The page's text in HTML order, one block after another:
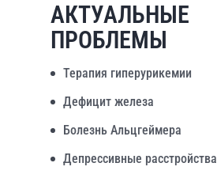
АКТУАЛЬНЫЕ
ПРОБЛЕМЫ
Терапия гиперурикемии
Дефицит железа
Болезнь Альцгеймера
Депрессивные расстройства